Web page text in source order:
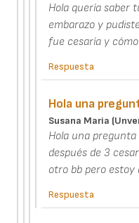
Hola quería saber
embarazo y
fue cesaría y
Respuesta
Hola una
Susana Maria
Hola una
después de 3
otro bb pero estoy
Respuesta